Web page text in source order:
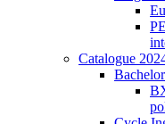
Catalogue
Bachelor